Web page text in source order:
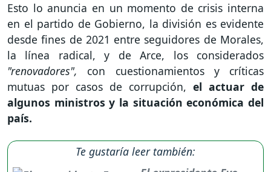
Esto lo anuncia en un momento de crisis interna
en el partido de Gobierno, la división es evidente
desde fines de 2021 entre seguidores de Morales,
la línea radical, y de Arce, los considerados
"renovadores", con cuestionamientos y críticas
mutuas por casos de corrupción, el actuar de
algunos ministros y la situación económica del
país.
Te gustaría leer también: